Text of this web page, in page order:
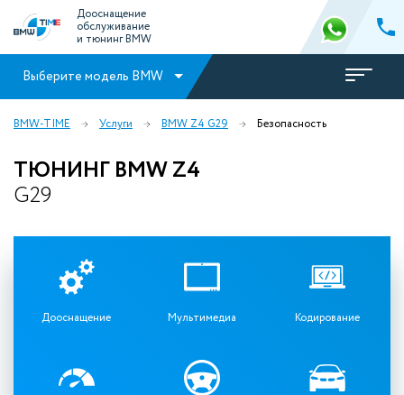
Дооснащение
обслуживание
и тюнинг BMW
Выберите модель BMW
BMW-TIME Услуги BMW Z4 G29 Безопасность
ТЮНИНГ BMW Z4
G29
Дооснащение Мультимедиа Кодирование